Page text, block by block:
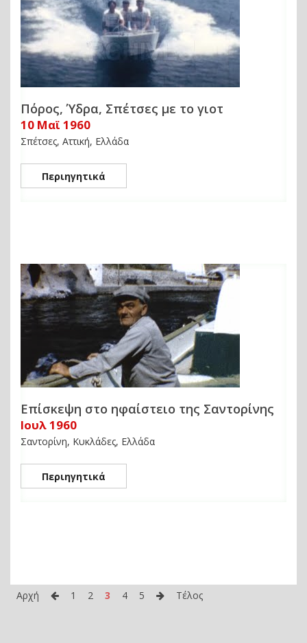
Πόρος, Ύδρα, Σπέτσες με το γιοτ
10 Μαϊ 1960
Σπέτσες, Αττική, Ελλάδα
Περιηγητικά
Επίσκεψη στο ηφαίστειο της Σαντορίνης
Ιουλ 1960
Σαντορίνη, Κυκλάδες, Ελλάδα
Περιηγητικά
Αρχή 1 2 3 4 5 Τέλος